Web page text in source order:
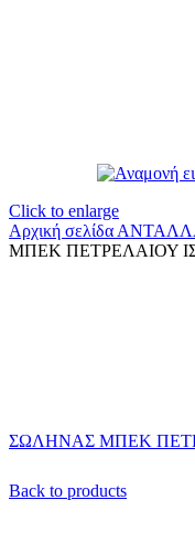
Click to enlarge
Αρχική σελίδα
ΜΠΕΚ ΠΕΤΡΕΛΑΙΟΥ
ΣΩΛΗΝΑΣ ΜΠΕΚ
Back to products